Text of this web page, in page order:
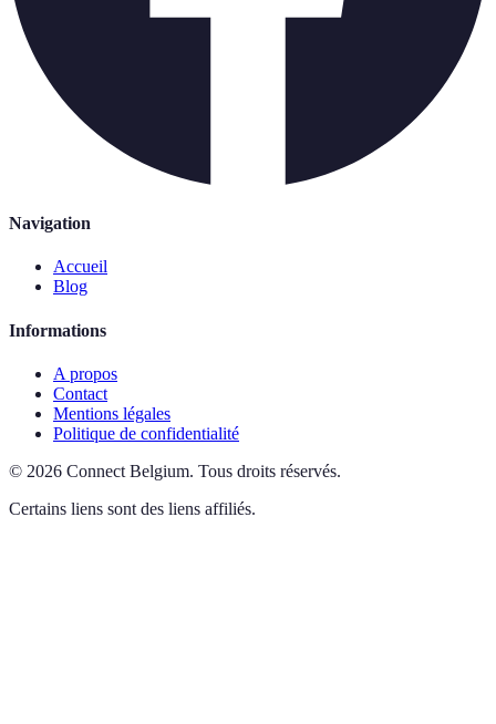
Navigation
Accueil
Blog
Informations
A propos
Contact
Mentions légales
Politique de confidentialité
© 2026 Connect Belgium. Tous droits réservés.
Certains liens sont des liens affiliés.